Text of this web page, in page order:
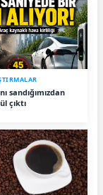
sandığımızdan
çıktı